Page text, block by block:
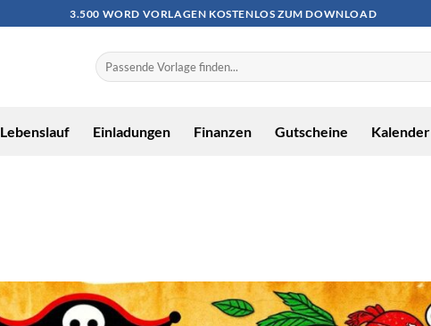
3.500 WORD VORLAGEN KOSTENLOS ZUM DOWNLOAD
Lebenslauf Einladungen Finanzen Gutscheine Kalender